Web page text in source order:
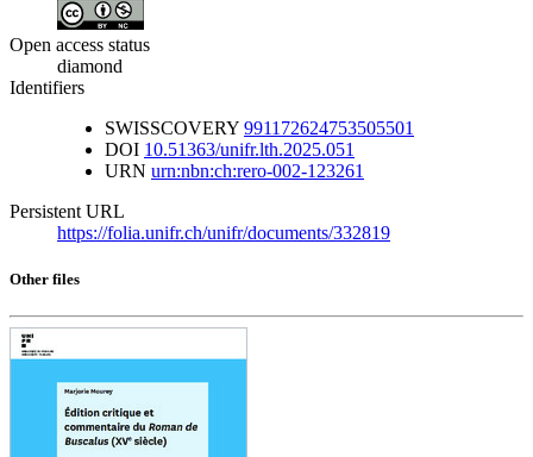
Open access status
diamond
Identifiers
SWISSCOVERY 991172624753505501
DOI 10.51363/unifr.lth.2025.051
URN urn:nbn:ch:rero-002-123261
Persistent URL
https://folia.unifr.ch/unifr/documents/332819
Other files